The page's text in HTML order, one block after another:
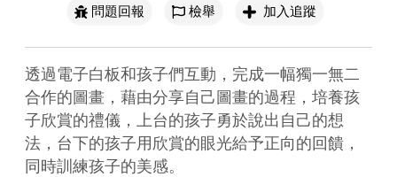
問題回報
檢舉 加入追蹤
透過電子白板和孩子們互動，完成一幅獨一無二
合作的圖畫，藉由分享自己圖畫的過程，培養孩
子欣賞的禮儀，上台的孩子勇於說出自己的想
法，台下的孩子用欣賞的眼光給予正向的回饋，
同時訓練孩子的美感。